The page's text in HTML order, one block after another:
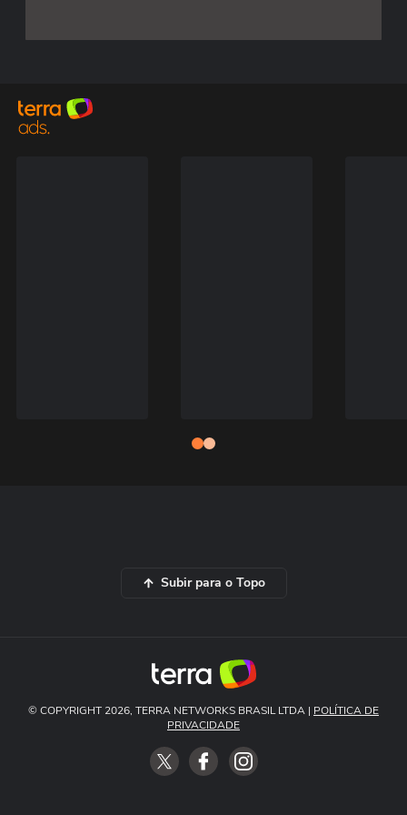
Subir para o Topo
© COPYRIGHT 2026, TERRA NETWORKS BRASIL LTDA | POLÍTICA DE
PRIVACIDADE